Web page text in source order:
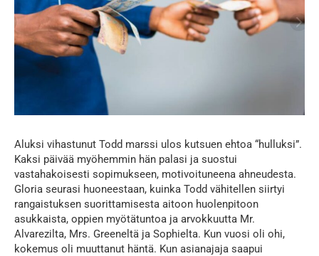
Aluksi vihastunut Todd marssi ulos kutsuen ehtoa “hulluksi”.
Kaksi päivää myöhemmin hän palasi ja suostui
vastahakoisesti sopimukseen, motivoituneena ahneudesta.
Gloria seurasi huoneestaan, kuinka Todd vähitellen siirtyi
rangaistuksen suorittamisesta aitoon huolenpitoon
asukkaista, oppien myötätuntoa ja arvokkuutta Mr.
Alvarezilta, Mrs. Greeneltä ja Sophielta. Kun vuosi oli ohi,
kokemus oli muuttanut häntä. Kun asianajaja saapui